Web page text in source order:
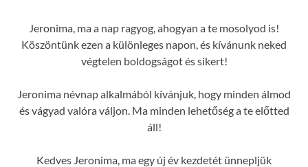
Jeronima, ma a nap ragyog, ahogyan a te mosolyod is!
Köszöntünk ezen a különleges napon, és kívánunk neked
végtelen boldogságot és sikert!
Jeronima névnap alkalmából kívánjuk, hogy minden álmod
és vágyad valóra váljon. Ma minden lehetőség a te előtted
áll!
Kedves Jeronima, ma egy új év kezdetét ünnepljük